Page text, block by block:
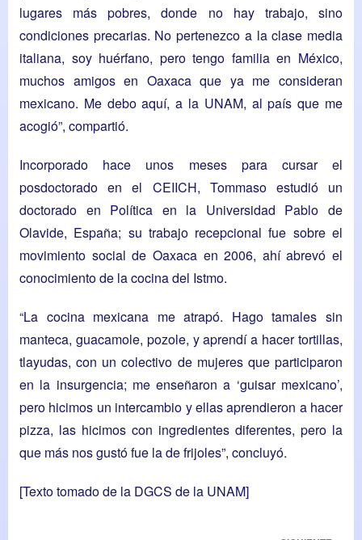
lugares más pobres, donde no hay trabajo, sino
condiciones precarias. No pertenezco a la clase media
italiana, soy huérfano, pero tengo familia en México,
muchos amigos en Oaxaca que ya me consideran
mexicano. Me debo aquí, a la UNAM, al país que me
acogió”, compartió.
Incorporado hace unos meses para cursar el
posdoctorado en el CEIICH, Tommaso estudió un
doctorado en Política en la Universidad Pablo de
Olavide, España; su trabajo recepcional fue sobre el
movimiento social de Oaxaca en 2006, ahí abrevó el
conocimiento de la cocina del Istmo.
“La cocina mexicana me atrapó. Hago tamales sin
manteca, guacamole, pozole, y aprendí a hacer tortillas,
tlayudas, con un colectivo de mujeres que participaron
en la insurgencia; me enseñaron a ‘guisar mexicano’,
pero hicimos un intercambio y ellas aprendieron a hacer
pizza, las hicimos con ingredientes diferentes, pero la
que más nos gustó fue la de frijoles”, concluyó.
[Texto tomado de la DGCS de la UNAM]